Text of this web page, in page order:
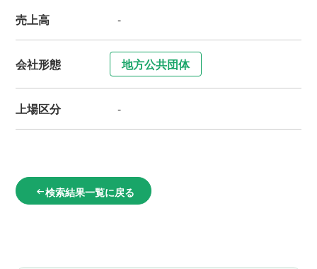
売上高 -
会社形態 地方公共団体
上場区分 -
arrow_left_alt検索結果一覧に戻る